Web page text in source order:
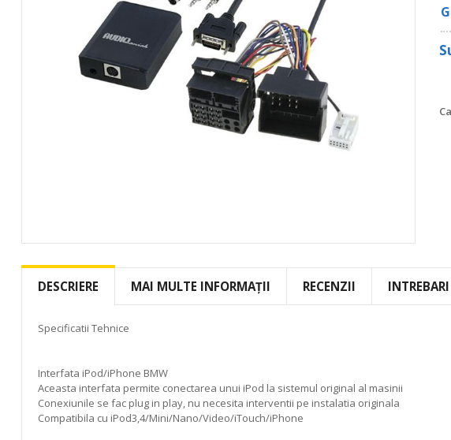
to
beginning
DESCRIERE MAI MULTE INFORMAȚII RECENZII
Specificatii Tehnice
Interfata iPod/iPhone BMW
Aceasta interfata permite conectarea unui iPod la sistemul original al masinii
Conexiunile se fac plug in play, nu necesita interventii pe instalatia originala
Compatibila cu iPod3,4/Mini/Nano/Video/iTouch/iPhone